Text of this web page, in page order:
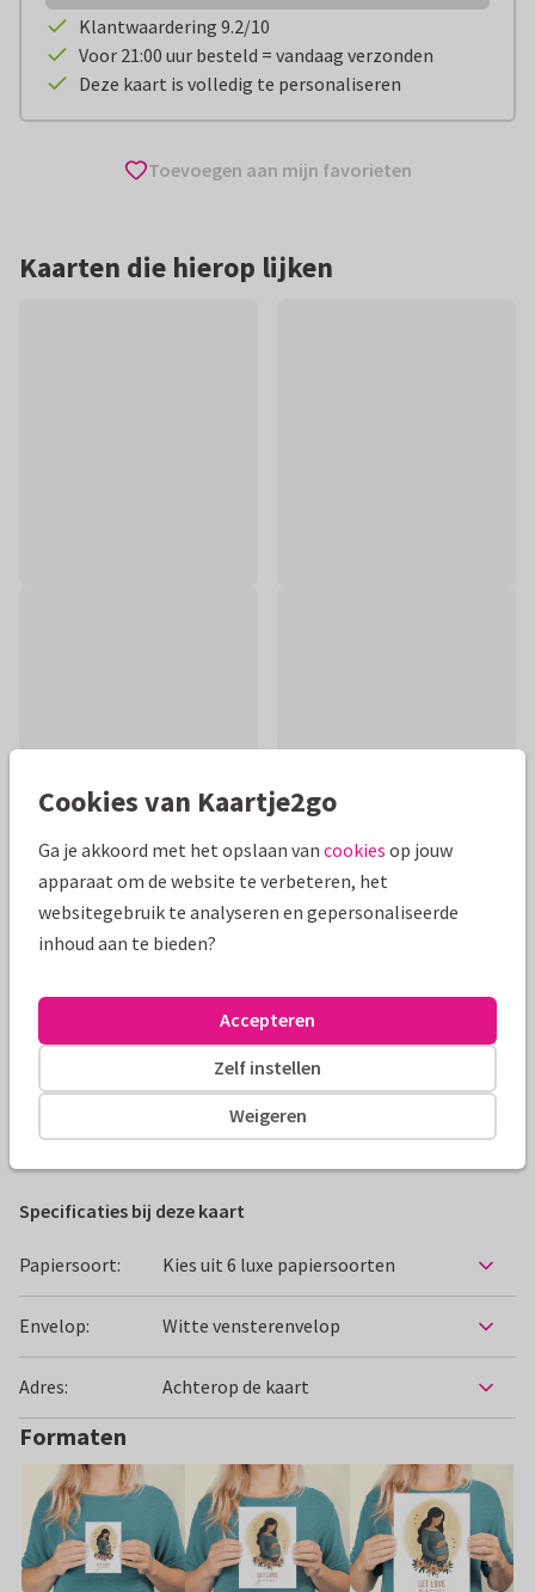
Klantwaardering 9.2/10
Voor 21:00 uur besteld = vandaag verzonden
Deze kaart is volledig te personaliseren
Toevoegen aan mijn favorieten
Kaarten die hierop lijken
Productinformatie
Een mooie felicitatie kaart met illustratie van zwangere
Alle kaarten zijn helemaal naar wens aan te passen
Felicitatiekaarten Linspiration Zwanger
Specificaties bij deze kaart
Papiersoort: Kies uit 6 luxe papiersoorten
Envelop: Witte vensterenvelop
Adres: Achterop de kaart
Formaten
Cookies van Kaartje2go
Ga je akkoord met het opslaan van cookies op jouw
apparaat om de website te verbeteren, het
websitegebruik te analyseren en gepersonaliseerde
inhoud aan te bieden?
Weigeren
Zelf instellen
Accepteren